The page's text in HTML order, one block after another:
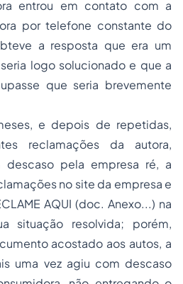
entrou em contato com a
por telefone constante do
a resposta que era um
logo solucionado e que a
que seria brevemente
e depois de repetidas,
reclamações da autora,
descaso pela empresa ré, a
no site da empresa e
AQUI (doc. Anexo...) na
situação resolvida; porém,
acostado aos autos, a
uma vez agiu com descaso